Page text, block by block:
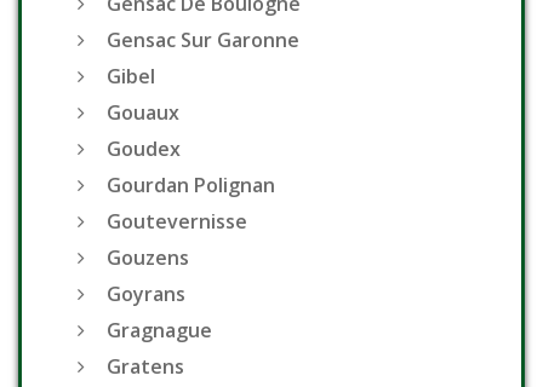
Gensac Sur Garonne
Gibel
Gouaux
Goudex
Gourdan Polignan
Goutevernisse
Gouzens
Goyrans
Gragnague
Gratens